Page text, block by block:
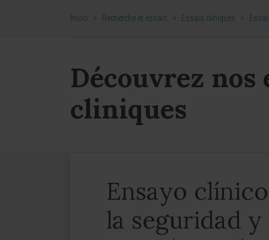
Inicio > Recherche et essais > Essais cliniques >
Découvrez nos
cliniques
Ensayo
la seguridad